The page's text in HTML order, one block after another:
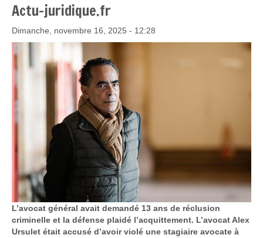
Actu-juridique.fr
Dimanche, novembre 16, 2025 - 12:28
L’avocat général avait demandé 13 ans de réclusion
criminelle et la défense plaidé l’acquittement. L’avocat Alex
Ursulet était accusé d’avoir violé une stagiaire avocate à